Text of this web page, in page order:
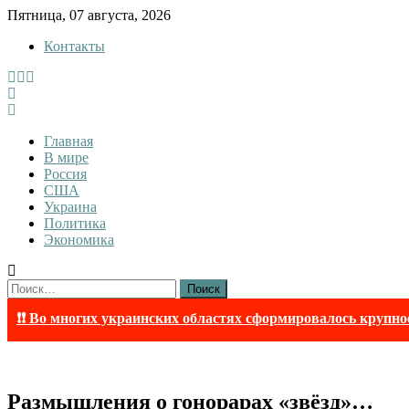
Skip
content
Пятница, 07 августа, 2026
Контакты
InfoRuss
InfoRuss — Новости
Главная
В мире
Россия
США
Украина
Политика
Экономика
Найти:
❗❗ Во многих украинских областях сформировалось
Размышления о гонорарах «звёзд»…